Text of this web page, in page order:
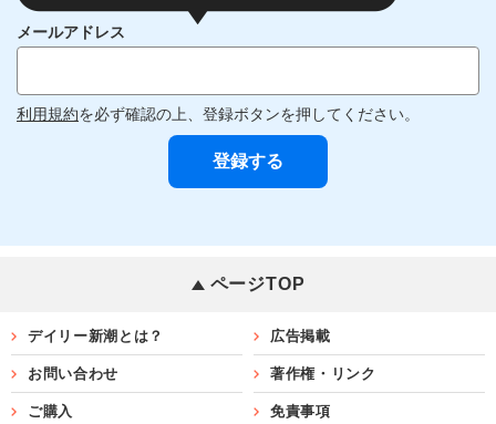
メールアドレス
利用規約を必ず確認の上、登録ボタンを押してください。
ページTOP
デイリー新潮とは？ 広告掲載
お問い合わせ 著作権・リンク
ご購入 免責事項